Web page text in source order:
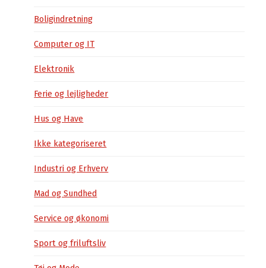
Boligindretning
Computer og IT
Elektronik
Ferie og lejligheder
Hus og Have
Ikke kategoriseret
Industri og Erhverv
Mad og Sundhed
Service og økonomi
Sport og friluftsliv